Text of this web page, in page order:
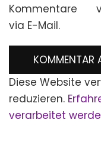
Kommentare
via E-Mail.
Diese Website
reduzieren.
verarbeitet